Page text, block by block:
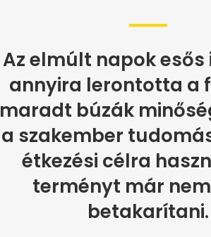
Az elmúlt napok esős
annyira lerontotta a
maradt búzák
a szakember
étkezési célra
terményt már
betakarítani.